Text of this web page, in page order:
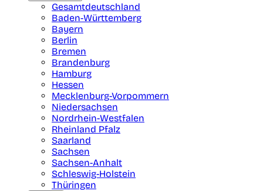
Gesamtdeutschland
Baden-Württemberg
Bayern
Berlin
Bremen
Brandenburg
Hamburg
Hessen
Mecklenburg-Vorpommern
Niedersachsen
Nordrhein-Westfalen
Rheinland Pfalz
Saarland
Sachsen
Sachsen-Anhalt
Schleswig-Holstein
Thüringen